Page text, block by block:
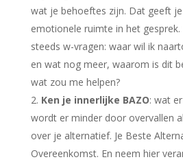
wat je behoeftes zijn. Dat geeft
emotionele ruimte in het
steeds w-vragen: waar wil ik
en wat nog meer, waarom is dit
wat zou me helpen?
Ken je innerlijke BAZO: wat
wordt er minder door overvallen
over je alternatief. Je Beste
Overeenkomst. En neem hier